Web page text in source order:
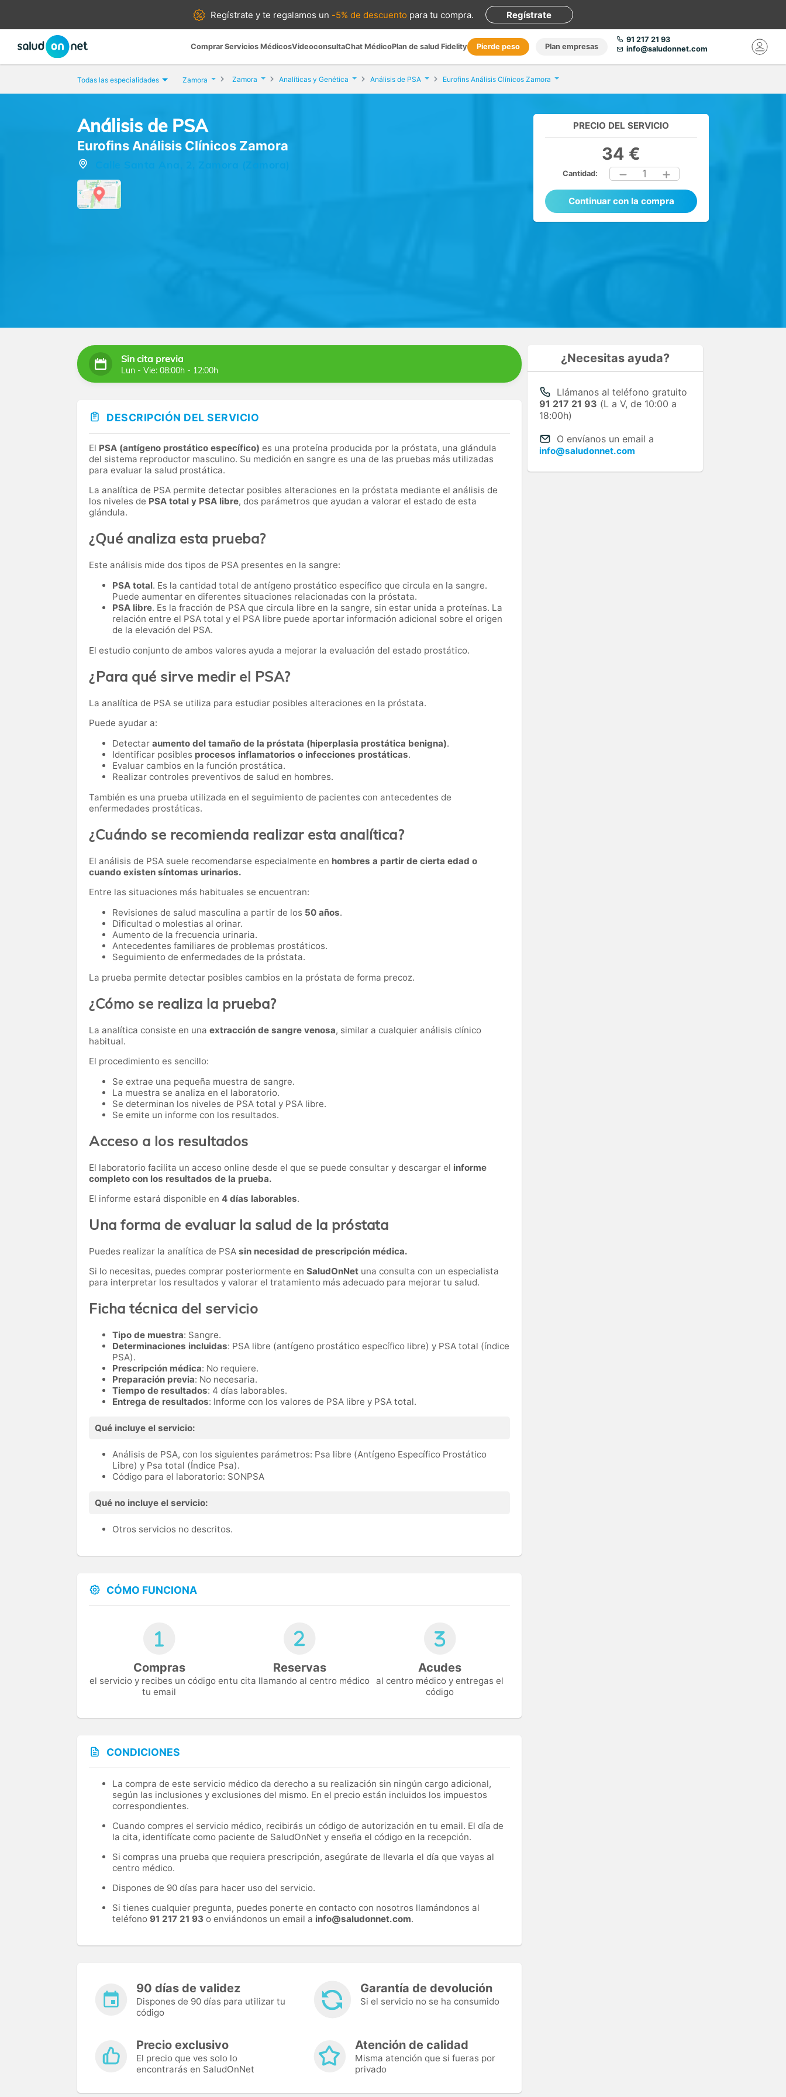
Regístrate yte regalamos un -5% de descuento para tu compra. Regístrate
Comprar Servicios MédicosVideoconsultaChat MédicoPlan de salud Fidelity Pierde peso Plan empresas
91 217 21 93
info@saludonnet.com
Todas las especialidades Zamora Zamora Analíticas y Genética Análisis de PSA Eurofins Análisis Clínicos Zamora
Análisis de PSA
Eurofins Análisis Clínicos Zamora
Calle Santa Ana, 2, Zamora (Zamora)
PRECIO DEL SERVICIO
34 €
Cantidad: 1
Continuar con la compra
Sin cita previa
Lun - Vie: 08:00h - 12:00h
DESCRIPCIÓN DEL SERVICIO
El PSA (antígeno prostático específico) es una proteína producida por la próstata, una glándula
del sistema reproductor masculino. Su medición en sangre es una de las pruebas más utilizadas
para evaluar la salud prostática.
La analítica de PSA permite detectar posibles alteraciones en la próstata mediante el análisis de
los niveles de PSA total y PSA libre, dos parámetros que ayudan a valorar el estado de esta
glándula.
¿Qué analiza esta prueba?
Este análisis mide dos tipos de PSA presentes en la sangre:
PSA total. Es la cantidad total de antígeno prostático específico que circula en la sangre.
Puede aumentar en diferentes situaciones relacionadas con la próstata.
PSA libre. Es la fracción de PSA que circula libre en la sangre, sin estar unida a proteínas. La
relación entre el PSA total y el PSA libre puede aportar información adicional sobre el origen
de la elevación del PSA.
El estudio conjunto de ambos valores ayuda a mejorar la evaluación del estado prostático.
¿Para qué sirve medir el PSA?
La analítica de PSA se utiliza para estudiar posibles alteraciones en la próstata.
Puede ayudar a:
Detectar aumento del tamaño de la próstata (hiperplasia prostática benigna).
Identificar posibles procesos inflamatorios o infecciones prostáticas.
Evaluar cambios en la función prostática.
Realizar controles preventivos de salud en hombres.
También es una prueba utilizada en el seguimiento de pacientes con antecedentes de
enfermedades prostáticas.
¿Cuándo se recomienda realizar esta analítica?
El análisis de PSA suele recomendarse especialmente en hombres a partir de cierta edad o
cuando existen síntomas urinarios.
Entre las situaciones más habituales se encuentran:
Revisiones de salud masculina a partir de los 50 años.
Dificultad o molestias al orinar.
Aumento de la frecuencia urinaria.
Antecedentes familiares de problemas prostáticos.
Seguimiento de enfermedades de la próstata.
La prueba permite detectar posibles cambios en la próstata de forma precoz.
¿Cómo se realiza la prueba?
La analítica consiste en una extracción de sangre venosa, similar a cualquier análisis clínico
habitual.
El procedimiento es sencillo:
Se extrae una pequeña muestra de sangre.
La muestra se analiza en el laboratorio.
Se determinan los niveles de PSA total y PSA libre.
Se emite un informe con los resultados.
Acceso a los resultados
El laboratorio facilita un acceso online desde el que se puede consultar y descargar el informe
completo con los resultados de la prueba.
El informe estará disponible en 4 días laborables.
Una forma de evaluar la salud de la próstata
Puedes realizar la analítica de PSA sin necesidad de prescripción médica.
Si lo necesitas, puedes comprar posteriormente en SaludOnNet una consulta con un especialista
para interpretar los resultados y valorar el tratamiento más adecuado para mejorar tu salud.
Ficha técnica del servicio
Tipo de muestra: Sangre.
Determinaciones incluidas: PSA libre (antígeno prostático específico libre) y PSA total (índice
PSA).
Prescripción médica: No requiere.
Preparación previa: No necesaria.
Tiempo de resultados: 4 días laborables.
Entrega de resultados: Informe con los valores de PSA libre y PSA total.
Qué incluye el servicio:
Análisis de PSA, con los siguientes parámetros: Psa libre (Antígeno Específico Prostático
Libre) y Psa total (Índice Psa).
Código para el laboratorio: SONPSA
Qué no incluye el servicio:
Otros servicios no descritos.
CÓMO FUNCIONA
Compras
el servicio y recibes un código en
tu email
Reservas
tu cita llamando al centro médico
Acudes
al centro médico y entregas el
código
CONDICIONES
La compra de este servicio médico da derecho a su realización sin ningún cargo adicional,
según las inclusiones y exclusiones del mismo. En el precio están incluidos los impuestos
correspondientes.
Cuando compres el servicio médico, recibirás un código de autorización en tu email. El día de
la cita, identifícate como paciente de SaludOnNet y enseña el código en la recepción.
Si compras una prueba que requiera prescripción, asegúrate de llevarla el día que vayas al
centro médico.
Dispones de 90 días para hacer uso del servicio.
Si tienes cualquier pregunta, puedes ponerte en contacto con nosotros llamándonos al
teléfono 91 217 21 93 o enviándonos un email a info@saludonnet.com.
90 días de validez
Dispones de 90 días para utilizar tu
código
Garantía de devolución
Si el servicio no se ha consumido
Precio exclusivo
El precio que ves solo lo
encontrarás en SaludOnNet
Atención de calidad
Misma atención que si fueras por
privado
¿Necesitas ayuda?
Llámanos al teléfono gratuito
91 217 21 93 (L a V, de 10:00 a
18:00h)
O envíanos un email a
info@saludonnet.com